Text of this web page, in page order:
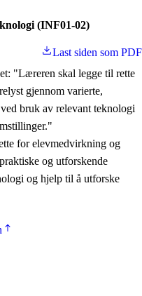
(INF01-02)
Last siden som PDF
"Læreren skal legge til rette
gjennom varierte,
bruk av relevant teknologi
for elevmedvirkning og
og utforskende
og hjelp til å utforske